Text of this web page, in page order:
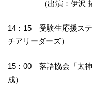
（出演：伊沢 拓
14：15 受験生応援ス
チアリーダーズ）
15：00 落語協会「太
成）